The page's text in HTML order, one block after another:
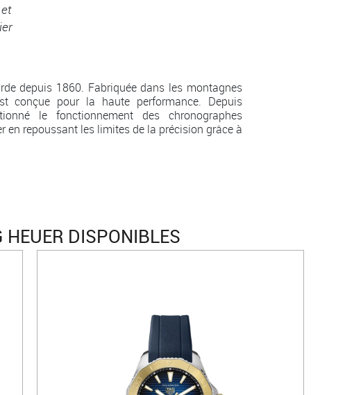
depuis 1860. Fabriquée dans les montagnes
conçue pour la haute performance. Depuis
le fonctionnement des chronographes
repoussant les limites de la précision grâce à
HEUER DISPONIBLES